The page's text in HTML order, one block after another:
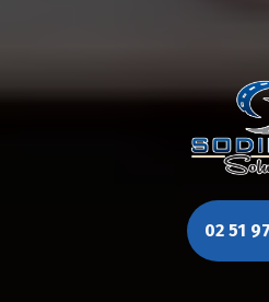
02 51